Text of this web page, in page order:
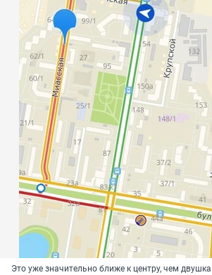
Это уже значительно ближе к центру, чем двушка